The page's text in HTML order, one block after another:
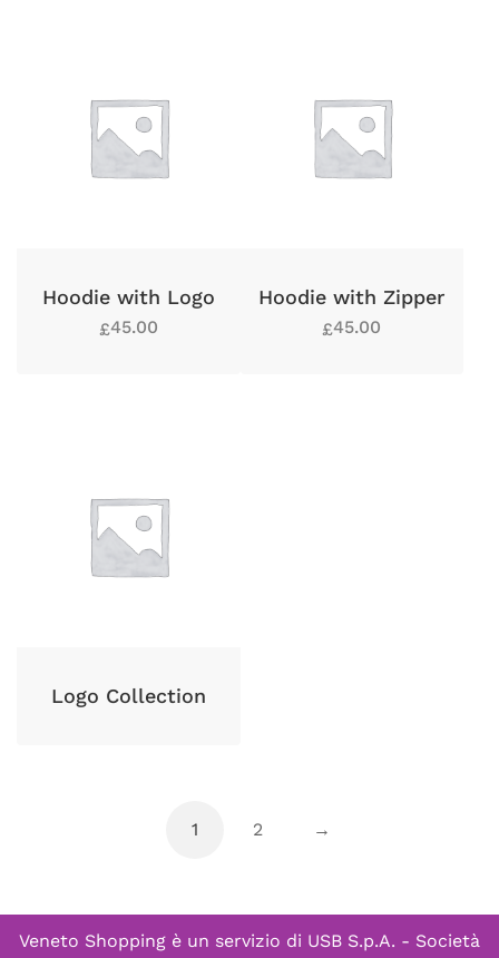
Hoodie with Logo
£45.00
Hoodie with Zipper
£45.00
Logo Collection
1 2 →
Veneto Shopping è un servizio di USB S.p.A. - Società